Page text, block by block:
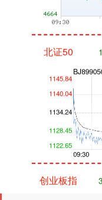
北证50
创业板指